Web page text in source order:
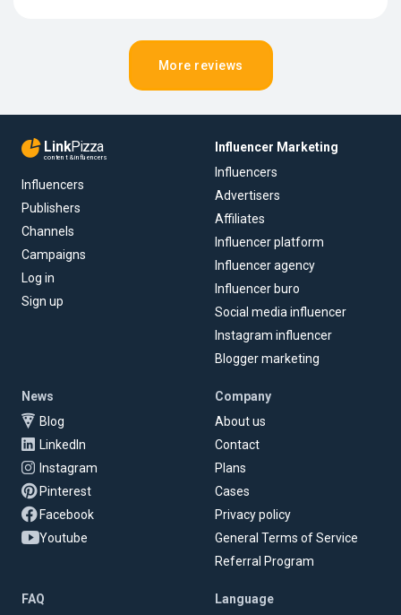
More reviews
LinkPizza
content & influencers
Influencers
Publishers
Channels
Campaigns
Log in
Sign up
Influencer Marketing
Influencers
Advertisers
Affiliates
Influencer platform
Influencer agency
Influencer buro
Social media influencer
Instagram influencer
Blogger marketing
News
Blog
LinkedIn
Instagram
Pinterest
Facebook
Youtube
Company
About us
Contact
Plans
Cases
Privacy policy
General Terms of Service
Referral Program
FAQ Language